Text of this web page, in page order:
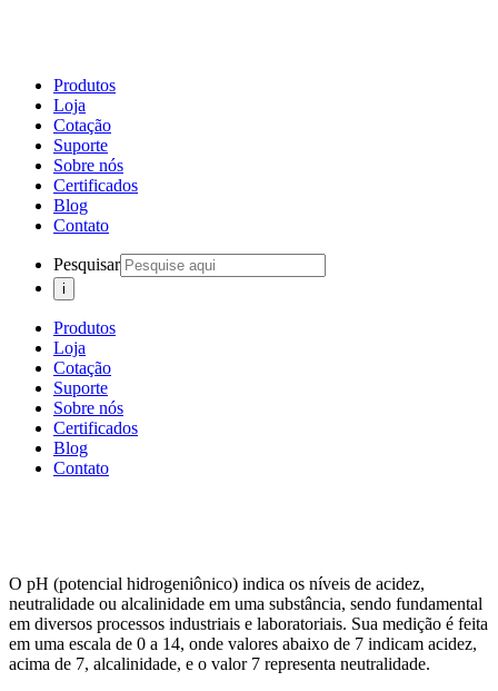
Produtos
Loja
Cotação
Suporte
Sobre nós
Certificados
Blog
Contato
Pesquisar
Produtos
Loja
Cotação
Suporte
Sobre nós
Certificados
Blog
Contato
O pH (potencial hidrogeniônico) indica os níveis de acidez,
neutralidade ou alcalinidade em uma substância, sendo fundamental
em diversos processos industriais e laboratoriais. Sua medição é feita
em uma escala de 0 a 14, onde valores abaixo de 7 indicam acidez,
acima de 7, alcalinidade, e o valor 7 representa neutralidade.